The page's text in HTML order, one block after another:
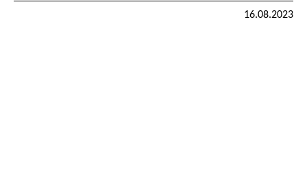
16.08.2023